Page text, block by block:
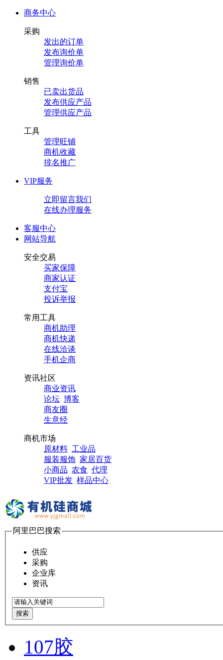
商务中心
采购
发出的订单
发布询价单
管理询价单
销售
已卖出货品
发布供应产品
管理供应产品
工具
管理旺铺
商机收藏
排名推广
VIP服务
立即留言我们
在线办理服务
客服中心
网站导航
安全交易
买家保障
商家认证
支付宝
投诉举报
常用工具
商机助理
商机快递
在线洽谈
手机企商
资讯社区
商业资讯
论坛 博客
商友圈
生意经
商机市场
原材料 工业品
服装服饰 家居百货
小商品 农食 代理
VIP批发 样品中心
阿里巴巴搜索
供应
采购
企业库
资讯
搜索
107胶